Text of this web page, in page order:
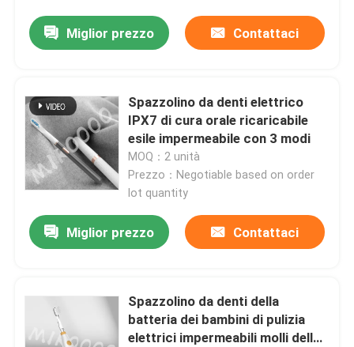
Miglior prezzo Contattaci
Spazzolino da denti elettrico
IPX7 di cura orale ricaricabile
esile impermeabile con 3 modi
MOQ：2 unità
Prezzo：Negotiable based on order
lot quantity
Miglior prezzo Contattaci
Spazzolino da denti della
batteria dei bambini di pulizia
elettrici impermeabili molli dello